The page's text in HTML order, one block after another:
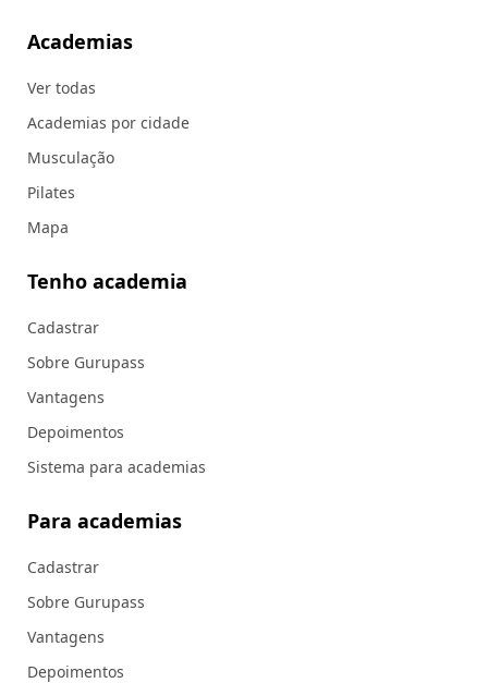
Academias
Ver todas
Academias por cidade
Musculação
Pilates
Mapa
Tenho academia
Cadastrar
Sobre Gurupass
Vantagens
Depoimentos
Sistema para academias
Para academias
Cadastrar
Sobre Gurupass
Vantagens
Depoimentos